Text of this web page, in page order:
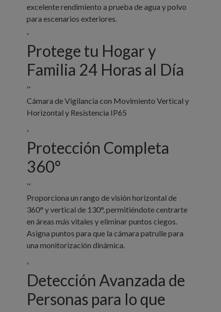
excelente rendimiento a prueba de agua y polvo
para escenarios exteriores.
'
Protege tu Hogar y
Familia 24 Horas al Día
''
Cámara de Vigilancia con Movimiento Vertical y
Horizontal y Resistencia IP65
'
Protección Completa
360°
''
Proporciona un rango de visión horizontal de
360° y vertical de 130°, permitiéndote centrarte
en áreas más vitales y eliminar puntos ciegos.
Asigna puntos para que la cámara patrulle para
una monitorización dinámica.
'
Detección Avanzada de
Personas para lo que